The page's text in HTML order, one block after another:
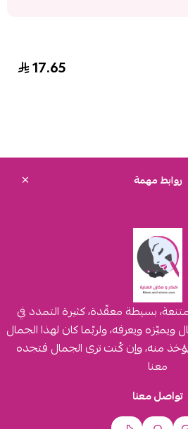
17.65
روابط مهمة
بسيطة معقّدة، كثيرة التمدد في
ويميّزه ويعرفه، ولربّما كان لهذا الجمال
منه، وإن كُنت ترى الجمال فتجده
معنا
تواصل معنا